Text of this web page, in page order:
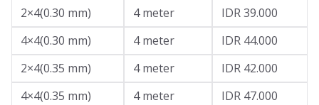
2×4(0.30 mm)
4 meter
IDR 39.000
4×4(0.30 mm)
4 meter
IDR 44.000
2×4(0.35 mm)
4 meter
IDR 42.000
4×4(0.35 mm)
4 meter
IDR 47.000